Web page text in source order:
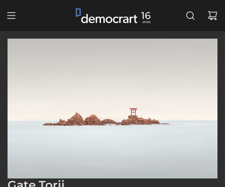
PARA